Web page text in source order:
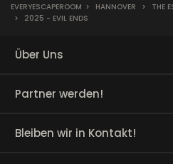
EVERYESCAPEROOM > HANNOVER >
THE
>
2025 - EVIL ENDS
Über Uns
Partner werden!
Bleiben wir in Kontakt!